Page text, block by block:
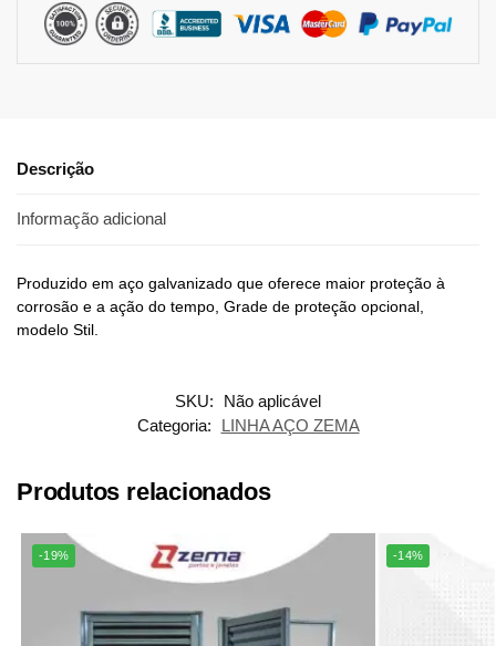
Descrição
Informação adicional
Produzido em aço galvanizado que oferece maior proteção à
corrosão e a ação do tempo, Grade de proteção opcional,
modelo Stil.
SKU:
Não aplicável
Categoria:
LINHA AÇO ZEMA
Produtos relacionados
-19% -14%